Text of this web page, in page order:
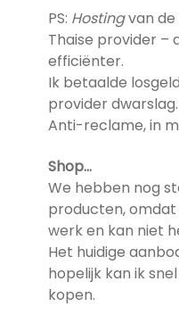
PS: Hostingvan de
Thaise provider –
efficiënter.
Ik betaalde
provider dwarslag.
Anti-reclame, in
Shop…
We hebben nog
producten,
werk en kan niet
Het huidige
hopelijk kan ik
kopen.